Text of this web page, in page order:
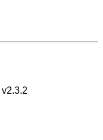
v2.3.2